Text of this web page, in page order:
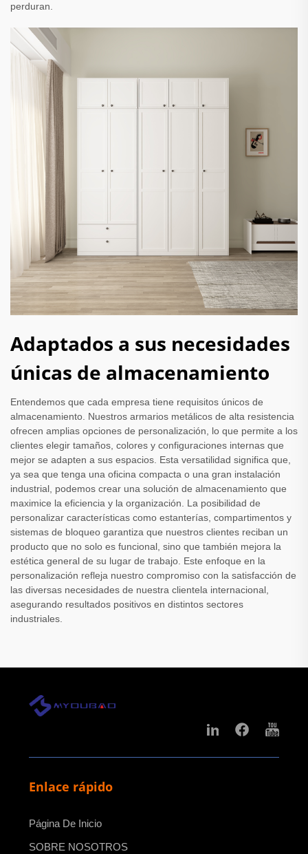
perduran.
Adaptados a sus necesidades
únicas de almacenamiento
Entendemos que cada empresa tiene requisitos únicos de
almacenamiento. Nuestros armarios metálicos de alta resistencia
ofrecen amplias opciones de personalización, lo que permite a los
clientes elegir tamaños, colores y configuraciones internas que
mejor se adapten a sus espacios. Esta versatilidad significa que,
ya sea que tenga una oficina compacta o una gran instalación
industrial, podemos crear una solución de almacenamiento que
maximice la eficiencia y la organización. La posibilidad de
personalizar características como estanterías, compartimentos y
sistemas de bloqueo garantiza que nuestros clientes reciban un
producto que no solo es funcional, sino que también mejora la
estética general de su lugar de trabajo. Este enfoque en la
personalización refleja nuestro compromiso con la satisfacción de
las diversas necesidades de nuestra clientela internacional,
asegurando resultados positivos en distintos sectores
industriales.
Enlace rápido
Página De Inicio
SOBRE NOSOTROS